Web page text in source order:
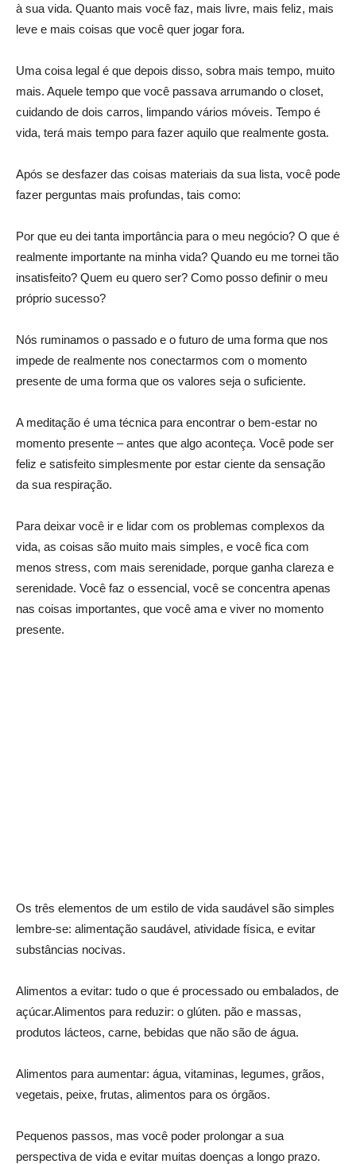
à sua vida. Quanto mais você faz, mais livre, mais feliz, mais
leve e mais coisas que você quer jogar fora.
Uma coisa legal é que depois disso, sobra mais tempo, muito
mais. Aquele tempo que você passava arrumando o closet,
cuidando de dois carros, limpando vários móveis. Tempo é
vida, terá mais tempo para fazer aquilo que realmente gosta.
Após se desfazer das coisas materiais da sua lista, você pode
fazer perguntas mais profundas, tais como:
Por que eu dei tanta importância para o meu negócio? O que é
realmente importante na minha vida? Quando eu me tornei tão
insatisfeito? Quem eu quero ser? Como posso definir o meu
próprio sucesso?
Nós ruminamos o passado e o futuro de uma forma que nos
impede de realmente nos conectarmos com o momento
presente de uma forma que os valores seja o suficiente.
A meditação é uma técnica para encontrar o bem-estar no
momento presente – antes que algo aconteça. Você pode ser
feliz e satisfeito simplesmente por estar ciente da sensação
da sua respiração.
Para deixar você ir e lidar com os problemas complexos da
vida, as coisas são muito mais simples, e você fica com
menos stress, com mais serenidade, porque ganha clareza e
serenidade. Você faz o essencial, você se concentra apenas
nas coisas importantes, que você ama e viver no momento
presente.
Os três elementos de um estilo de vida saudável são simples
lembre-se: alimentação saudável, atividade física, e evitar
substâncias nocivas.
Alimentos a evitar: tudo o que é processado ou embalados, de
açúcar.Alimentos para reduzir: o glúten. pão e massas,
produtos lácteos, carne, bebidas que não são de água.
Alimentos para aumentar: água, vitaminas, legumes, grãos,
vegetais, peixe, frutas, alimentos para os órgãos.
Pequenos passos, mas você poder prolongar a sua
perspectiva de vida e evitar muitas doenças a longo prazo.